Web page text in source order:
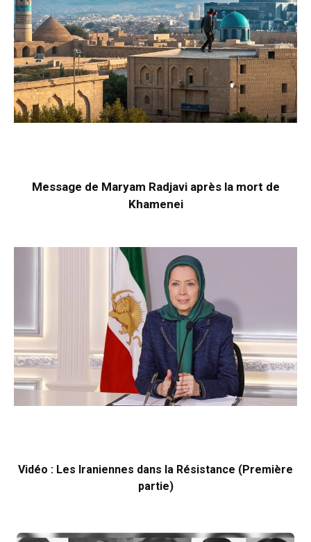
Message de Maryam Radjavi après la mort de
Khamenei
Vidéo : Les Iraniennes dans la Résistance (Première
partie)